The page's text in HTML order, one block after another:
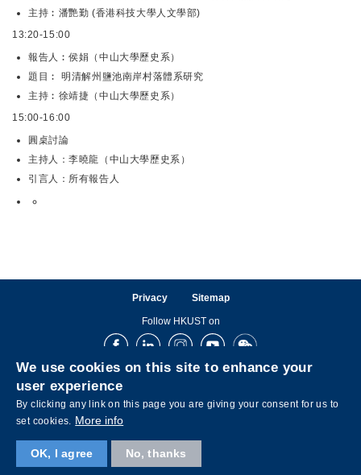
主持︰潘艷勤 (香港科技大學人文學部)
13:20-15:00
報告人︰侯娟（中山大學歷史系）
題目︰ 明清解州鹽池南岸村落體系研究
主持︰徐靖捷（中山大學歷史系）
15:00-16:00
圓桌討論
主持人：李曉龍（中山大學歷史系）
引言人：所有報告人
Privacy Sitemap
Follow HKUST on
FacebookLinkedInInstagramYoutubeWechat
Copyright © The Hong Kong University of Science and Technology. All rights reserved.
We use cookies on this site to enhance your
user experience
By clicking any link on this page you are giving your consent for us to
set cookies. More info
OK, I agree No, thanks